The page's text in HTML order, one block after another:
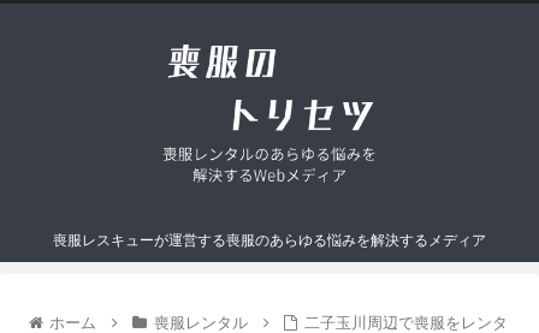
喪服レスキューが運営する喪服のあらゆる悩みを解決するメディア
ホーム 喪服レンタル
二子玉川周辺で喪服をレンタ